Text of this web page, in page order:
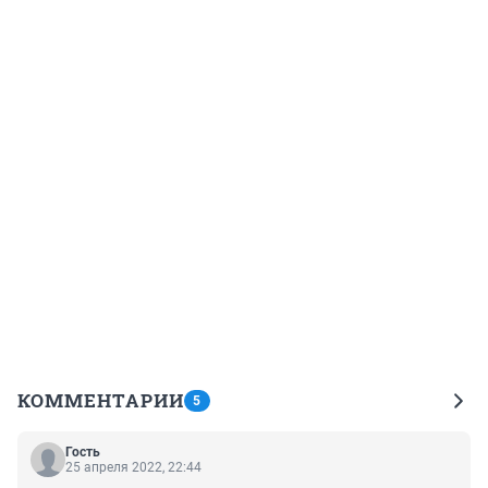
КОММЕНТАРИИ 5
Гость
25 апреля 2022, 22:44